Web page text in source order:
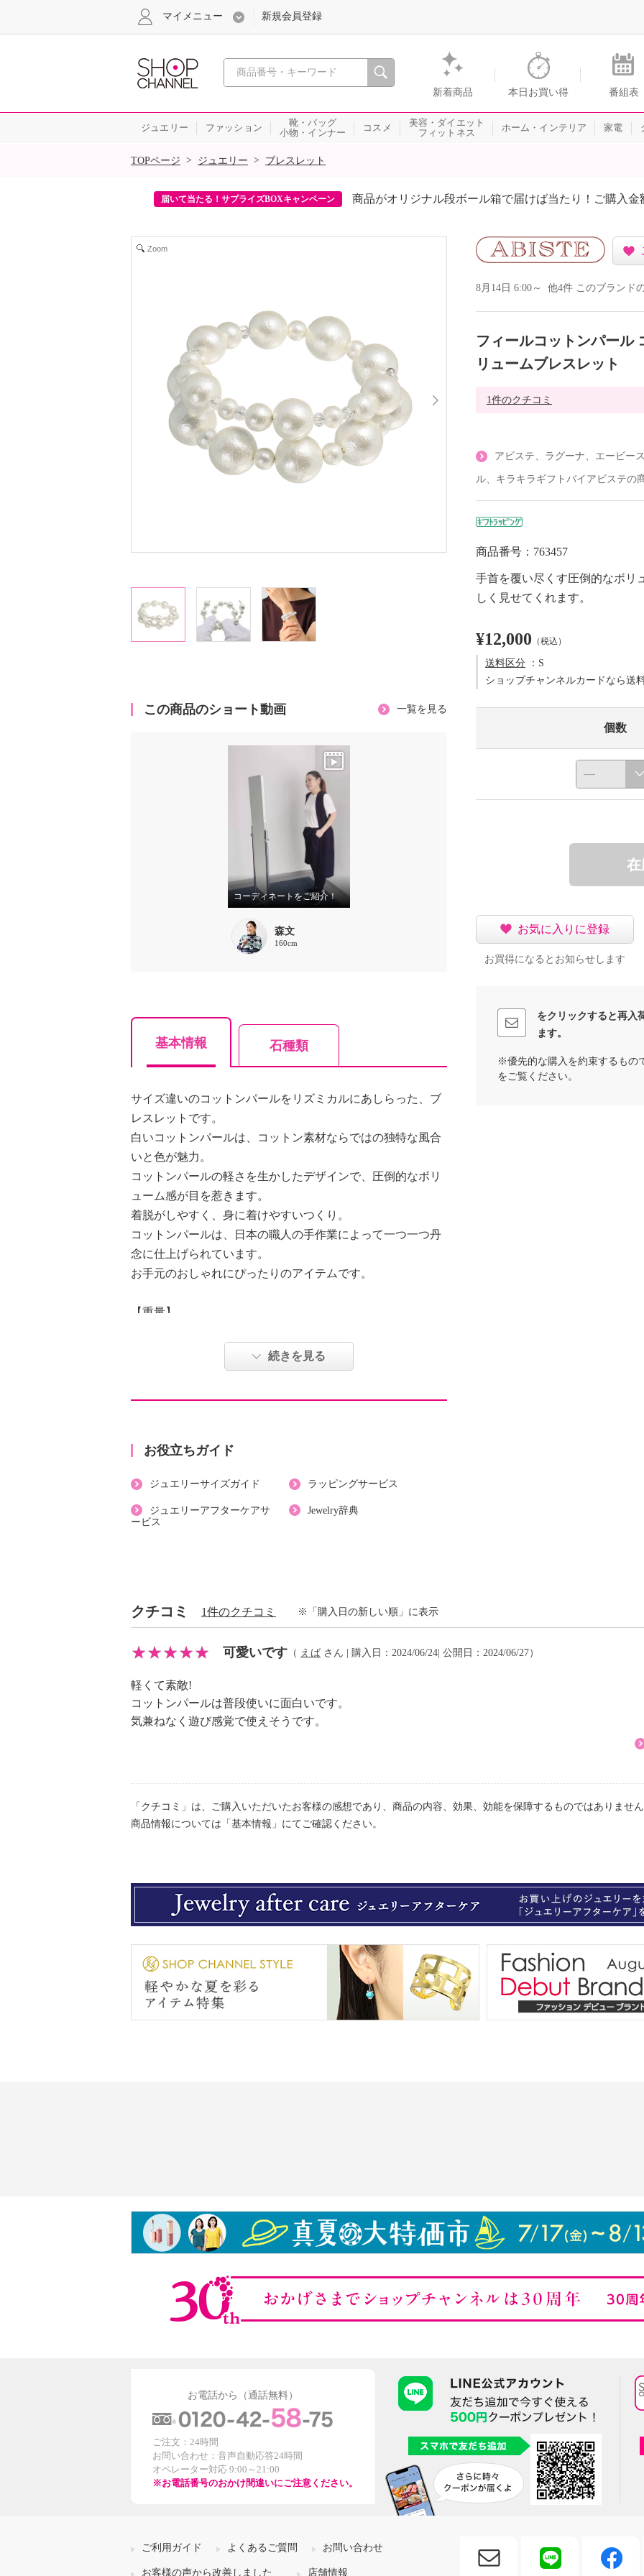
心おどる、瞬間を。通販・テレビショッピングのショップチャンネル
新着商品 本日お買い得 番組表
マイメニュー 新規会員登録
ジュエリー ファッション
靴・バッグ
小物・インナー
コスメ
美容・ダイエット
フィットネス
ホーム・インテリア 家電
SALE
TOPページ > ジュエリー > ブレスレット
届いて当たる！サプライズBOXキャンペーン 商品がオリジナル段ボール箱で届けば当たり！ご購入金
Zoom
この商品のショート動画 一覧を見る
コーディネートをご紹介！
森文
160cm
基本情報 石種類
サイズ違いのコットンパールをリズミカルにあしらった、ブ
レスレットです。
白いコットンパールは、コットン素材ならではの独特な風合
いと色が魅力。
コットンパールの軽さを生かしたデザインで、圧倒的なボリ
ューム感が目を惹きます。
着脱がしやすく、身に着けやすいつくり。
コットンパールは、日本の職人の手作業によって一つ一つ丹
念に仕上げられています。
お手元のおしゃれにぴったりのアイテムです。
【重量】
【使用素材】
【メッキ素材】
・材質：シルバートーンコート
【その他】
続きを見る
お役立ちガイド
ジュエリーサイズガイド ラッピングサービス
ジュエリーアフターケアサ
ービス
Jewelry辞典
8月14日 6:00～ 他4件 このブランド
フィールコットンパール
リュームブレスレット
1件のクチコミ
アビステ、ラグーナ、エービー
ル、キラキラギフトバイアビステの
商品番号：763457
手首を覆い尽くす圧倒的なボリ
しく見せてくれます。
¥12,000 （税込）
送料区分 ：S
ショップチャンネルカードなら送
個数
在
お気に入りに登録
お買得になるとお知らせします
をクリックすると再入
ます。
※優先的な購入を約束するもの
をご覧ください。
クチコミ 1件のクチコミ ※「購入日の新しい順」に表示
可愛いです （ えば さん | 購入日：2024/06/24| 公開日：2024/06/27）
軽くて素敵!
コットンパールは普段使いに面白いです。
気兼ねなく遊び感覚で使えそうです。
「クチコミ」は、ご購入いただいたお客様の感想であり、商品の内容、効果、効能を保障するものではありません
商品情報については「基本情報」にてご確認ください。
お電話から（通話無料）
ご注文：24時間
お問い合わせ：音声自動応答24時間
オペレーター対応 9:00～21:00
※お電話番号のおかけ間違いにご注意ください。
ご利用ガイド よくあるご質問 お問い合わせ
お客様の声から改善しました 店舗情報